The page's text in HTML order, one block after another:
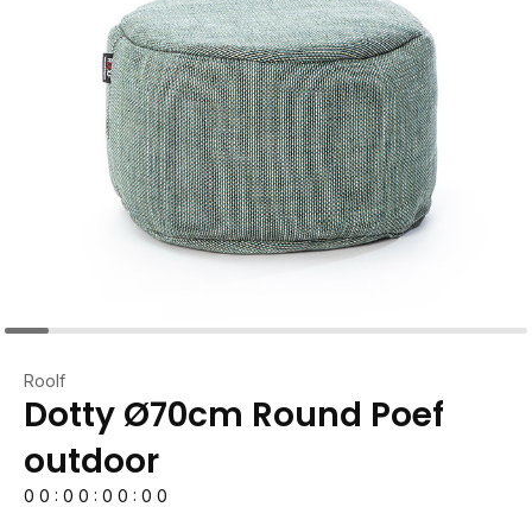
Roolf
Dotty Ø70cm Round Poef
outdoor
0 0 : 0 0 : 0 0 : 0 0